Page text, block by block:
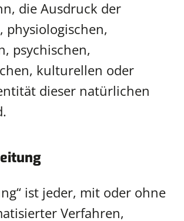
die Ausdruck der
physiologischen,
psychischen,
kulturellen oder
dieser natürlichen
ist jeder, mit oder ohne
Verfahren,